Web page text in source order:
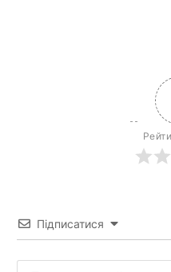
Підписатися